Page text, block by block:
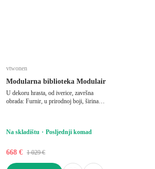
vtwonen
Modularna biblioteka Modulair
U dekoru hrasta, od iverice, završna
obrada: Furnir, u prirodnoj boji, širina
Na skladištu Posljednji komad
668 € 1 029 €